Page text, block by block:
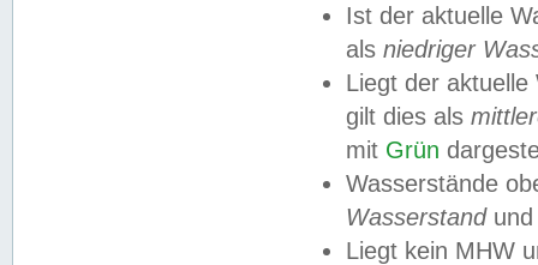
Ist der aktuelle
als niedriger
Liegt der
gilt dies als
mit Grün
Wasserstände
Wasserstandund
Liegt kein MHW